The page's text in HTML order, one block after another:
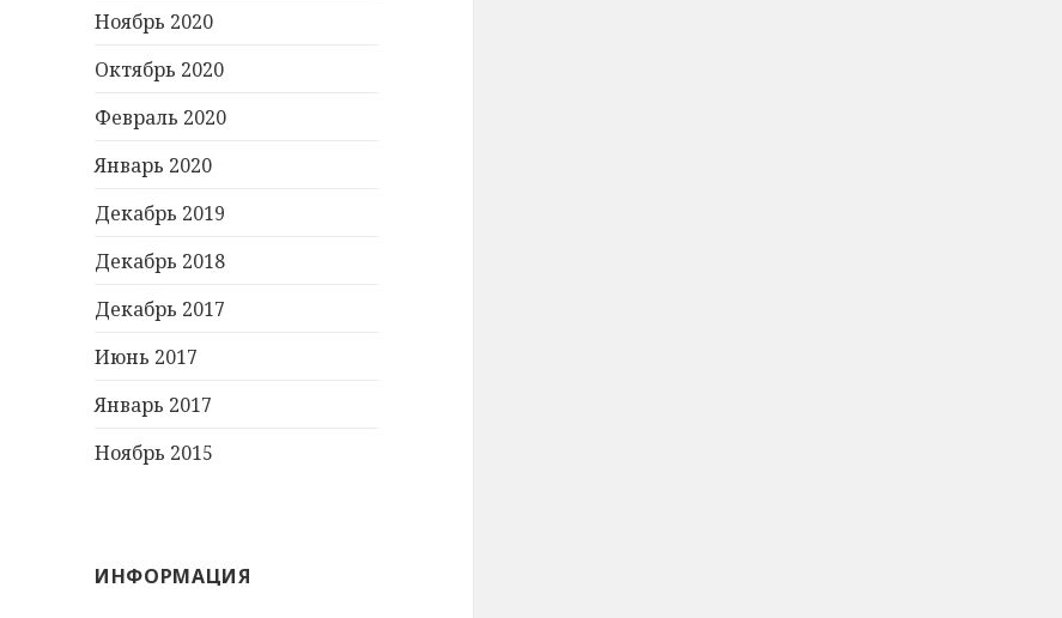
Ноябрь 2020
Октябрь 2020
Февраль 2020
Январь 2020
Декабрь 2019
Декабрь 2018
Декабрь 2017
Июнь 2017
Январь 2017
Ноябрь 2015
ИНФОРМАЦИЯ